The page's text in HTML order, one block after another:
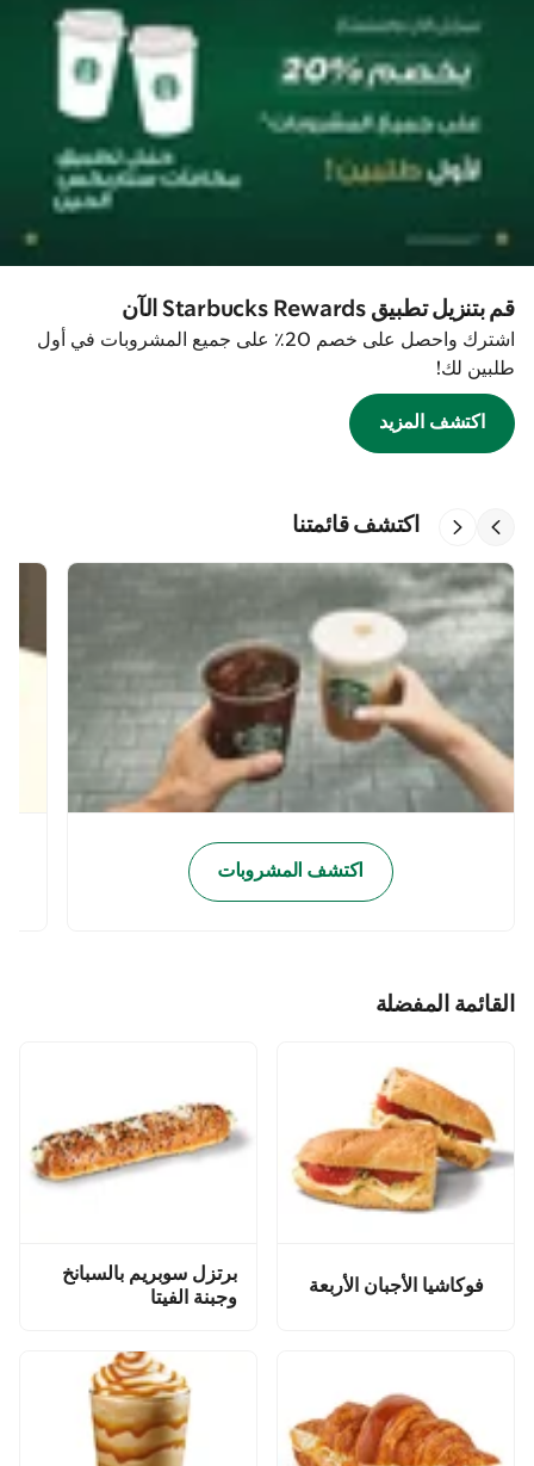
قم بتنزيل تطبيق Starbucks Rewards الآن
اشترك واحصل على خصم 20٪ على جميع المشروبات في أول
طلبين لك!
اكتشف المزيد
اكتشف قائمتنا
اكتشف المشروبات
القائمة المفضلة
فوكاشيا الأجبان الأربعة
برتزل سوبريم بالسبانخ
وجبنة الفيتا